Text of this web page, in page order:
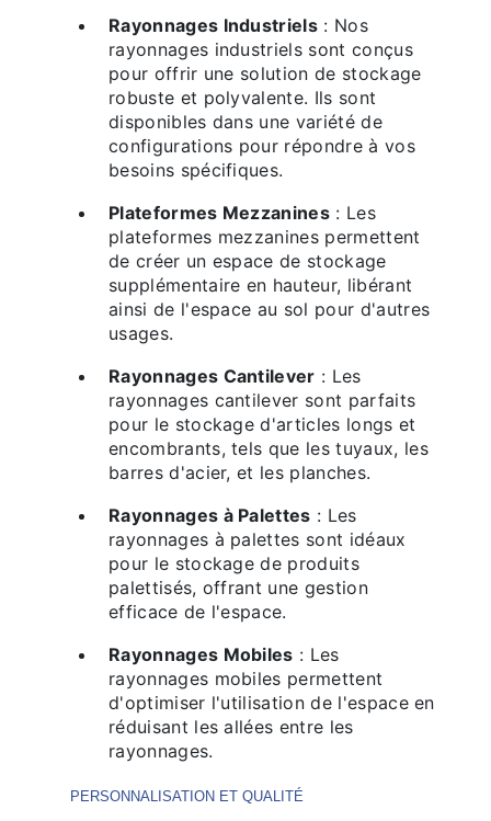
Rayonnages Industriels : Nos
rayonnages industriels sont conçus
pour offrir une solution de stockage
robuste et polyvalente. Ils sont
disponibles dans une variété de
configurations pour répondre à vos
besoins spécifiques.
Plateformes Mezzanines : Les
plateformes mezzanines permettent
de créer un espace de stockage
supplémentaire en hauteur, libérant
ainsi de l'espace au sol pour d'autres
usages.
Rayonnages Cantilever : Les
rayonnages cantilever sont parfaits
pour le stockage d'articles longs et
encombrants, tels que les tuyaux, les
barres d'acier, et les planches.
Rayonnages à Palettes : Les
rayonnages à palettes sont idéaux
pour le stockage de produits
palettisés, offrant une gestion
efficace de l'espace.
Rayonnages Mobiles : Les
rayonnages mobiles permettent
d'optimiser l'utilisation de l'espace en
réduisant les allées entre les
rayonnages.
PERSONNALISATION ET QUALITÉ